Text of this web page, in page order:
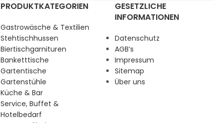
PRODUKTKATEGORIEN
Gastrowäsche & Textilien
Stehtischhussen
Biertischgarnituren
Banketttische
Gartentische
Gartenstühle
Küche & Bar
Service, Buffet &
Hotelbedarf
GESETZLICHE
INFORMATIONEN
Datenschutz
AGB’s
Impressum
Sitemap
Über uns